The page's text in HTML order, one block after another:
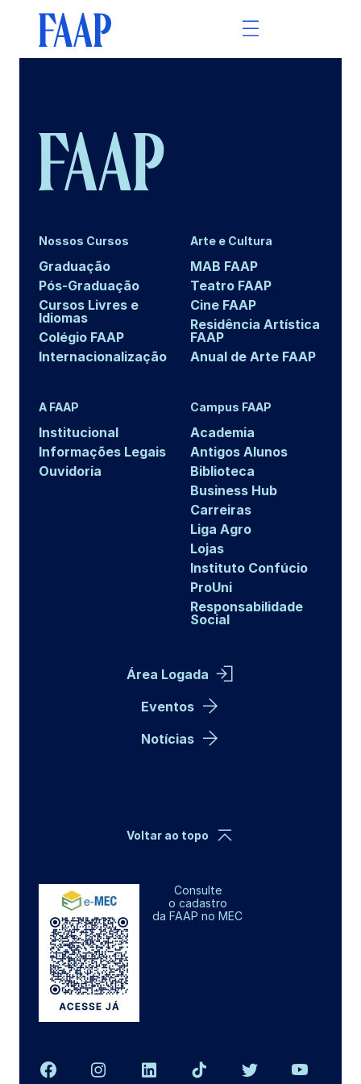
Nossos Cursos
Graduação
Pós-Graduação
Cursos Livres e
Idiomas
Colégio FAAP
Internacionalização
Arte e Cultura
MAB FAAP
Teatro FAAP
Cine FAAP
Residência Artística
FAAP
Anual de Arte FAAP
A FAAP
Institucional
Informações Legais
Ouvidoria
Campus FAAP
Academia
Antigos Alunos
Biblioteca
Business Hub
Carreiras
Liga Agro
Lojas
Instituto Confúcio
ProUni
Responsabilidade
Social
Área Logada
Eventos
Notícias
Consulte
o cadastro
da FAAP no MEC
Voltar ao topo